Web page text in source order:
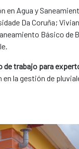
en Agua y
Da Coruña;
Básico de
de trabajo para
la gestión de